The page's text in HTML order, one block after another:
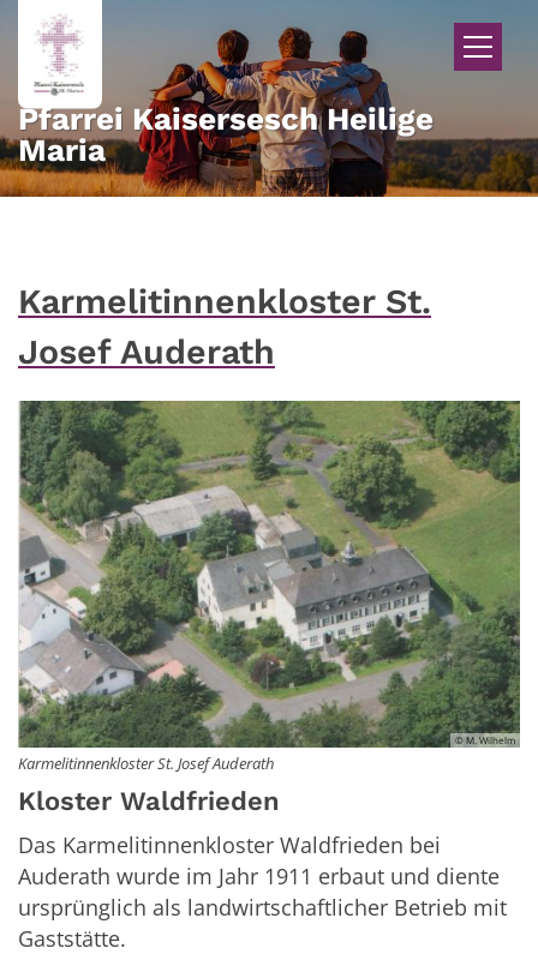
Zum Inhalt springen
Pfarrei Kaisersesch Heilige
Maria
Karmelitinnenkloster St.
Josef Auderath
© M. Wilhelm
Karmelitinnenkloster St. Josef Auderath
Kloster Waldfrieden
Das Karmelitinnenkloster Waldfrieden bei
Auderath wurde im Jahr 1911 erbaut und diente
ursprünglich als landwirtschaftlicher Betrieb mit
Gaststätte.